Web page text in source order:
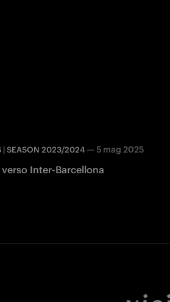
| SEASON 2023/2024 — 5 mag 2025
Inter-Barcellona